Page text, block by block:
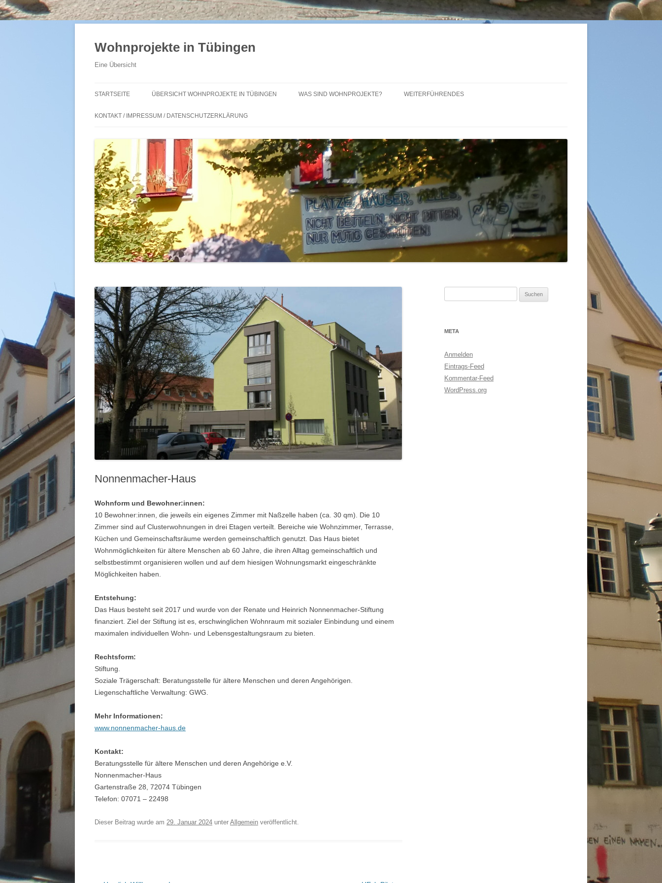
Wohnprojekte in Tübingen
Eine Übersicht
STARTSEITE ÜBERSICHT WOHNPROJEKTE IN TÜBINGEN WAS SIND WOHNPROJEKTE? WEITERFÜHRENDES
KONTAKT / IMPRESSUM / DATENSCHUTZERKLÄRUNG
Nonnenmacher-Haus
Wohnform und Bewohner:innen:
10 Bewohner:innen, die jeweils ein eigenes Zimmer mit Naßzelle haben (ca. 30 qm). Die 10
Zimmer sind auf Clusterwohnungen in drei Etagen verteilt. Bereiche wie Wohnzimmer, Terrasse,
Küchen und Gemeinschaftsräume werden gemeinschaftlich genutzt. Das Haus bietet
Wohnmöglichkeiten für ältere Menschen ab 60 Jahre, die ihren Alltag gemeinschaftlich und
selbstbestimmt organisieren wollen und auf dem hiesigen Wohnungsmarkt eingeschränkte
Möglichkeiten haben.
Entstehung:
Das Haus besteht seit 2017 und wurde von der Renate und Heinrich Nonnenmacher-Stiftung
finanziert. Ziel der Stiftung ist es, erschwinglichen Wohnraum mit sozialer Einbindung und einem
maximalen individuellen Wohn- und Lebensgestaltungsraum zu bieten.
Rechtsform:
Stiftung.
Soziale Trägerschaft: Beratungsstelle für ältere Menschen und deren Angehörigen.
Liegenschaftliche Verwaltung: GWG.
Mehr Informationen:
www.nonnenmacher-haus.de
Kontakt:
Beratungsstelle für ältere Menschen und deren Angehörige e.V.
Nonnenmacher-Haus
Gartenstraße 28, 72074 Tübingen
Telefon: 07071 – 22498
Dieser Beitrag wurde am 29. Januar 2024 unter Allgemein veröffentlicht.
META
Anmelden
Eintrags-Feed
Kommentar-Feed
WordPress.org